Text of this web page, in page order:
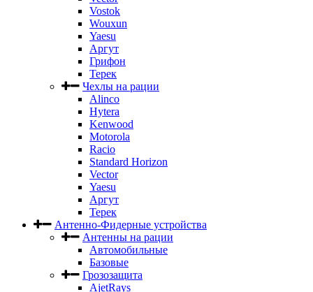
Vostok
Wouxun
Yaesu
Аргут
Грифон
Терек
Чехлы на рации
Alinco
Hytera
Kenwood
Motorola
Racio
Standard Horizon
Vector
Yaesu
Аргут
Терек
Антенно-Фидерные устройства
Антенны на рации
Автомобильные
Базовые
Грозозащита
AjetRays